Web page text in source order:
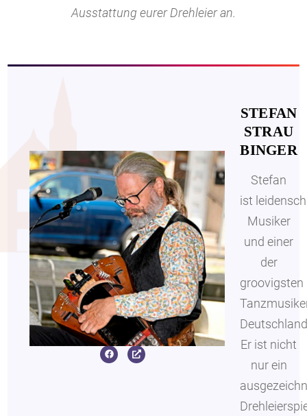
Ausstattung eurer Drehleier an.
STEFAN
STRAU
BINGER
Stefan
ist
Musiker
und einer
der
groovigsten
Er ist nicht
nur ein